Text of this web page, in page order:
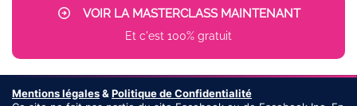
VOIR LA MASTERCLASS MAINTENANT
Et c'est 100% gratuit
Mentions légales& Politique de Confidentialité